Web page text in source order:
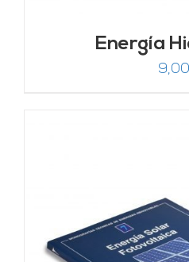
Energía
9,00